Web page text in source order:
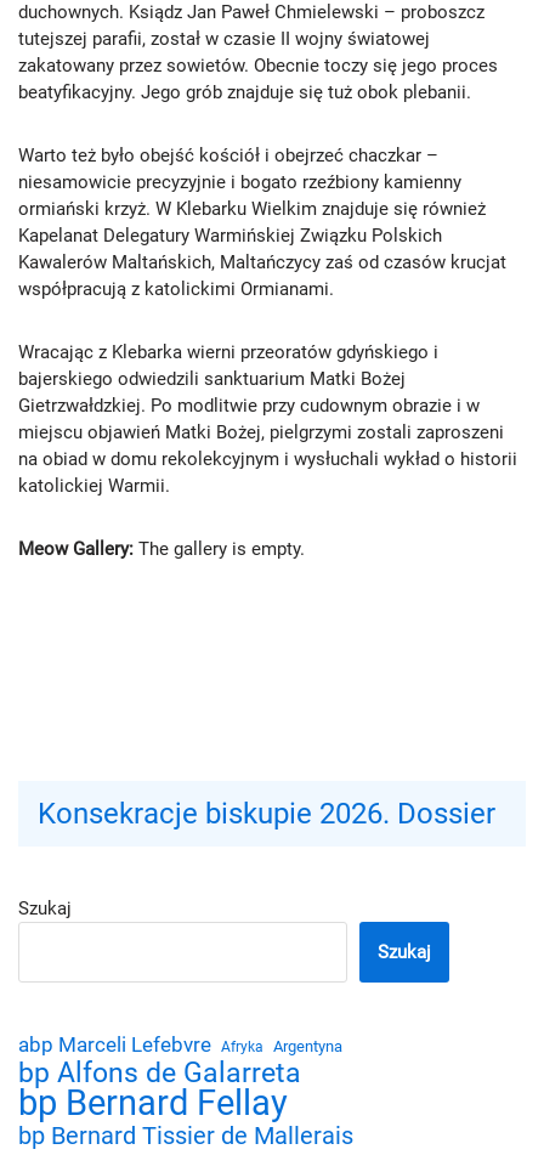
duchownych. Ksiądz Jan Paweł Chmielewski – proboszcz
tutejszej parafii, został w czasie II wojny światowej
zakatowany przez sowietów. Obecnie toczy się jego proces
beatyfikacyjny. Jego grób znajduje się tuż obok plebanii.
Warto też było obejść kościół i obejrzeć chaczkar –
niesamowicie precyzyjnie i bogato rzeźbiony kamienny
ormiański krzyż. W Klebarku Wielkim znajduje się również
Kapelanat Delegatury Warmińskiej Związku Polskich
Kawalerów Maltańskich, Maltańczycy zaś od czasów krucjat
współpracują z katolickimi Ormianami.
Wracając z Klebarka wierni przeoratów gdyńskiego i
bajerskiego odwiedzili sanktuarium Matki Bożej
Gietrzwałdzkiej. Po modlitwie przy cudownym obrazie i w
miejscu objawień Matki Bożej, pielgrzymi zostali zaproszeni
na obiad w domu rekolekcyjnym i wysłuchali wykład o historii
katolickiej Warmii.
Meow Gallery: The gallery is empty.
Konsekracje biskupie 2026. Dossier
Szukaj
Szukaj
abp Marceli Lefebvre Afryka Argentyna
bp Alfons de Galarreta
bp Bernard Fellay
bp Bernard Tissier de Mallerais